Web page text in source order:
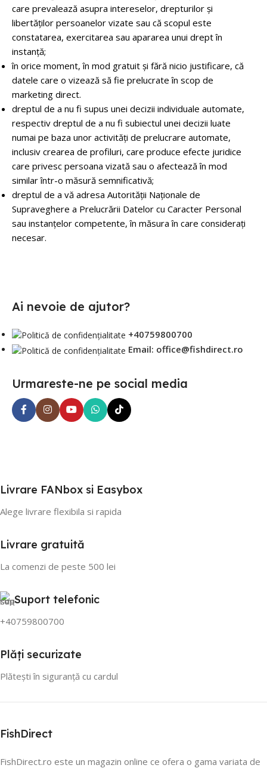
care prevalează asupra intereselor, drepturilor și
libertăților persoanelor vizate sau că scopul este
constatarea, exercitarea sau apararea unui drept în
instanță;
în orice moment, în mod gratuit și fără nicio justificare, că
datele care o vizează să fie prelucrate în scop de
marketing direct.
dreptul de a nu fi supus unei decizii individuale automate,
respectiv dreptul de a nu fi subiectul unei decizii luate
numai pe baza unor activități de prelucrare automate,
inclusiv crearea de profiluri, care produce efecte juridice
care privesc persoana vizată sau o afectează în mod
similar într-o măsură semnificativă;
dreptul de a vă adresa Autorităţii Naţionale de
Supraveghere a Prelucrării Datelor cu Caracter Personal
sau instanțelor competente, în măsura în care considerați
necesar.
Ai nevoie de ajutor?
+40759800700
Email: office@fishdirect.ro
Urmareste-ne pe social media
Livrare FANbox si Easybox
Alege livrare flexibila si rapida
Livrare gratuită
La comenzi de peste 500 lei
Suport telefonic
+40759800700
Plăți securizate
Plătești în siguranță cu cardul
FishDirect
FishDirect.ro este un magazin online ce ofera o gama variata de